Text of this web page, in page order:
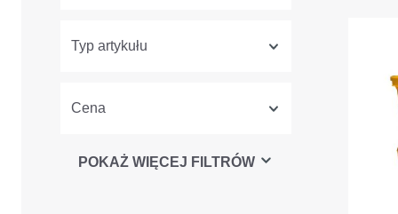
Typ artykułu
Cena
POKAŻ WIĘCEJ FILTRÓW